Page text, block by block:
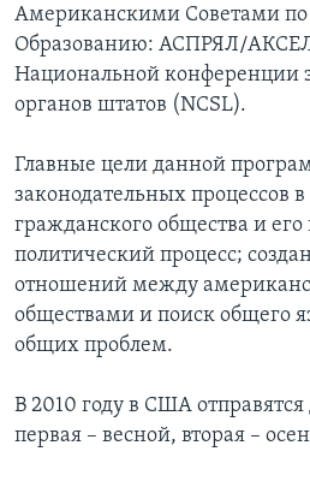
Американскими Советами
Образованию: АСПРЯЛ/
Национальной конференции
органов штатов (NCSL).
Главные цели данной
законодательных процессов
гражданского общества и его
политический процесс;
отношений между
обществами и поиск общего
общих проблем.
В 2010 году в США
первая – весной, вторая –